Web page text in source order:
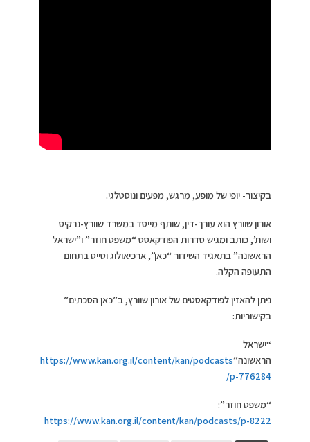
בקיצור- יופי של מופע, מרגש, מפעים ונוסטלגי.
אורון שוורץ הוא עורך-דין, שותף מייסד במשרד שוורץ-נרקיס
ושות’, כותב ומגיש סדרות הפודקאסט “משפט חוזר” ו”ישראל
הראשונה” בתאגיד השידור “כאן”, ארכיאולוג וטייס בתחום
התעופה הקלה.
ניתן להאזין לפודקאסטים של אורון שוורץ, ב”כאן הסכתים”
בקישוריות:
“ישראל
הראשונה”https://www.kan.org.il/content/kan/podcasts
/p-776284
“משפט חוזר”:
https://www.kan.org.il/content/kan/podcasts/p-8222